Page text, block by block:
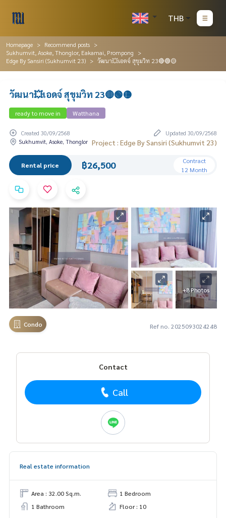
THB
Homepage
Recommend posts
Sukhumvit, Asoke, Thonglor, Eakamai, Prompong
Edge By Sansiri (Sukhumvit 23)
วัฒนา💥เอดจ์ สุขุมวิท 23🔴🟢🟡
วัฒนา💥เอดจ์ สุขุมวิท 23🔴🟢🟡
ready to move in Watthana
Created 30/09/2568
Updated 30/09/2568
Sukhumvit, Asoke, Thonglor Project : Edge By Sansiri (Sukhumvit 23)
Rental price ฿26,500
Contract
12 Month
+8 Photos
Condo Ref no. 2025093024248
Contact
Call
Real estate information
Area : 32.00 Sq.m.
1 Bedroom
1 Bathroom
Floor : 10